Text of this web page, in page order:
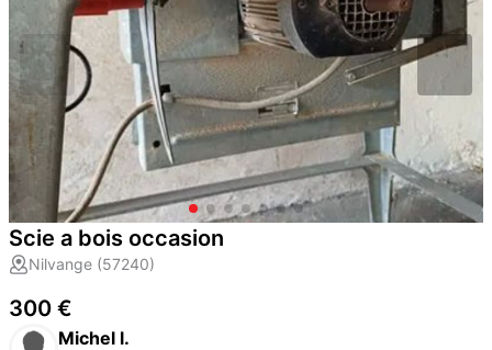
Scie a bois occasion
Nilvange (57240)
300 €
Michel l.